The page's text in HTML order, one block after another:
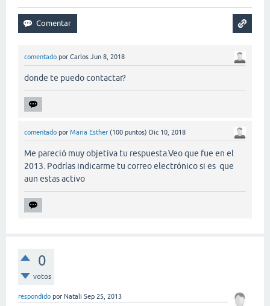
comentado por Carlos Jun 8, 2018
donde te puedo contactar?
comentado por Maria Esther (100 puntos) Dic 10, 2018
Me pareció muy objetiva tu respuesta.Veo que fue en el
2013. Podrías indicarme tu correo electrónico si es que
aun estas activo
0
votos
respondido por Natali Sep 25, 2013